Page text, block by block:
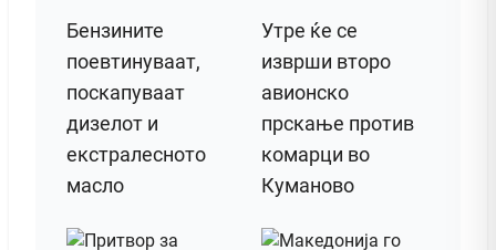
Бензините
поевтинуваат,
поскапуваат
дизелот и
екстралесното
масло
Утре ќе се
изврши второ
авионско
прскање против
комарци во
Куманово